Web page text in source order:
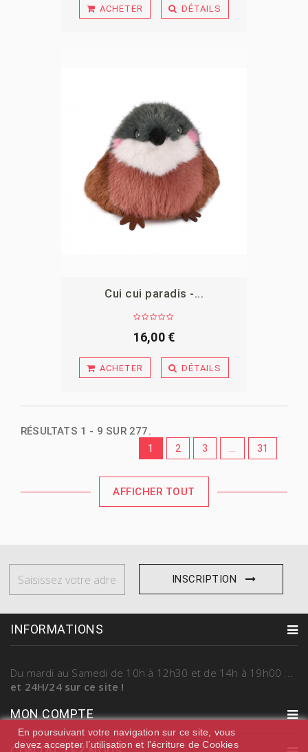
ACHETER DÉTAILS
APERÇU
Cui cui paradis -...
16,00 €
ACHETER DÉTAILS
RÉSULTATS 1 - 9 SUR 277.
1
2 3 ... 31
AFFICHER TOUT
INSCRIPTION
INFORMATIONS
Du mardi au Samedi de 10h à 12h30 et de 14h à 19h00 ...
et 24H/24 sur ce site !
MON COMPTE
En poursuivant votre navigation sur ce site, vous
devez accepter l’utilisation et l'écriture de Cookies